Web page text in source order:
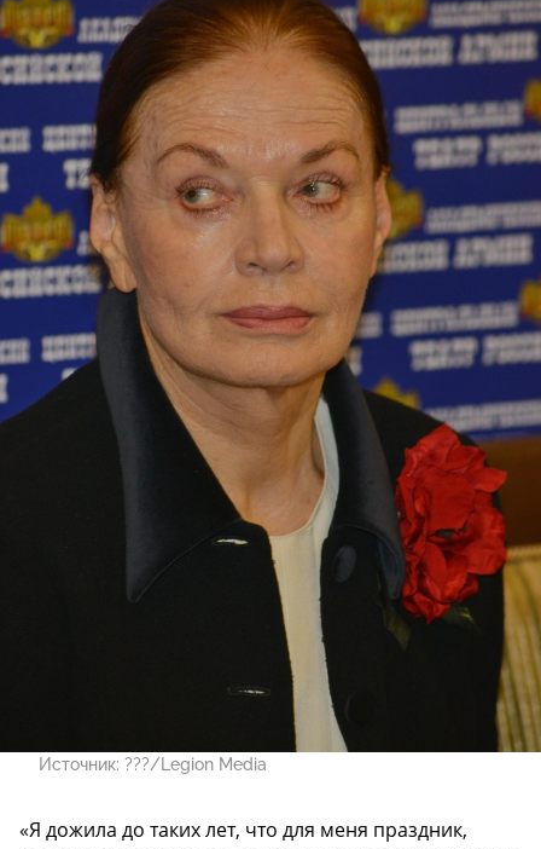
Источник: ???/Legion Media
«Я дожила до таких лет, что для меня праздник,